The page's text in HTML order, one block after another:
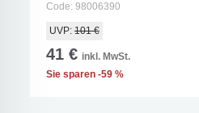
Code: 98006390
UVP: 101 €
41 € inkl. MwSt.
Sie sparen -59 %